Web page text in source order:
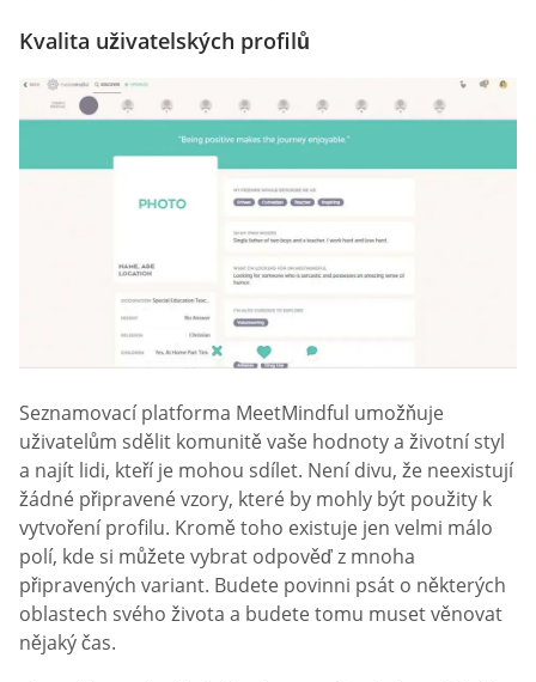
Kvalita uživatelských profilů
Seznamovací platforma MeetMindful umožňuje
uživatelům sdělit komunitě vaše hodnoty a životní styl
a najít lidi, kteří je mohou sdílet. Není divu, že neexistují
žádné připravené vzory, které by mohly být použity k
vytvoření profilu. Kromě toho existuje jen velmi málo
polí, kde si můžete vybrat odpověď z mnoha
připravených variant. Budete povinni psát o některých
oblastech svého života a budete tomu muset věnovat
nějaký čas.